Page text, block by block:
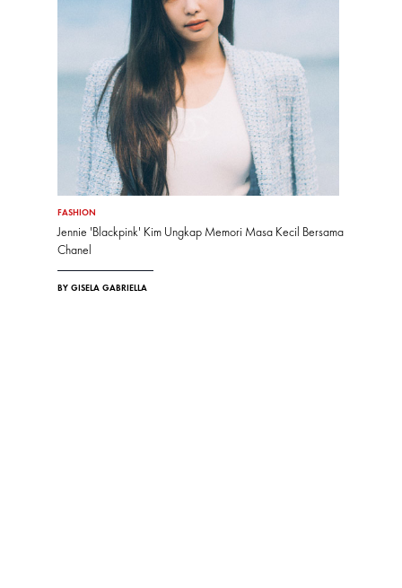
FASHION
Jennie 'Blackpink' Kim Ungkap Memori Masa Kecil Bersama
Chanel
BY GISELA GABRIELLA